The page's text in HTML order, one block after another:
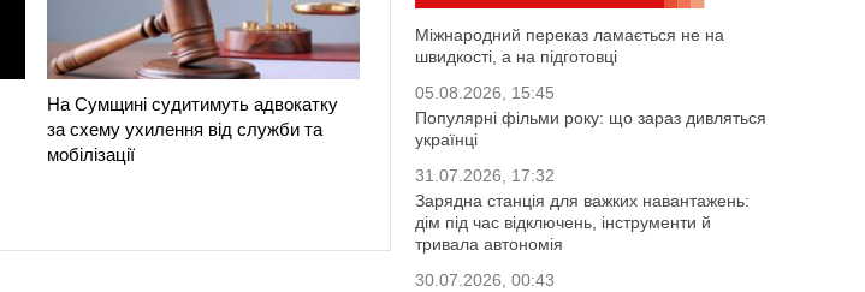
На Сумщині судитимуть адвокатку
за схему ухилення від служби та
мобілізації
Міжнародний переказ ламається не на
швидкості, а на підготовці
05.08.2026, 15:45
Популярні фільми року: що зараз дивляться
українці
31.07.2026, 17:32
Зарядна станція для важких навантажень:
дім під час відключень, інструменти й
тривала автономія
30.07.2026, 00:43